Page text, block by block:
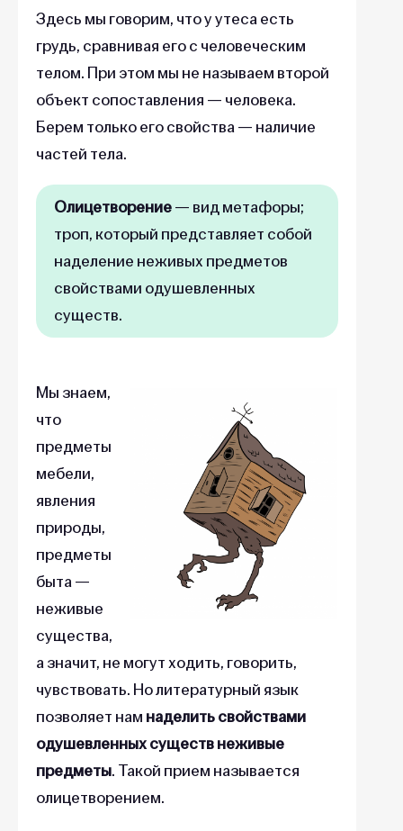
Здесь мы говорим, что у утеса есть
грудь, сравнивая его с человеческим
телом. При этом мы не называем второй
объект сопоставления — человека.
Берем только его свойства — наличие
частей тела.
Олицетворение— вид метафоры;
троп, который представляет собой
наделение неживых предметов
свойствами одушевленных
существ.
Мы знаем,
что
предметы
мебели,
явления
природы,
предметы
быта —
неживые
существа,
а значит, не могут ходить, говорить,
чувствовать. Но литературный язык
позволяет нам наделить свойствами
одушевленных существ неживые
предметы. Такой прием называется
олицетворением.